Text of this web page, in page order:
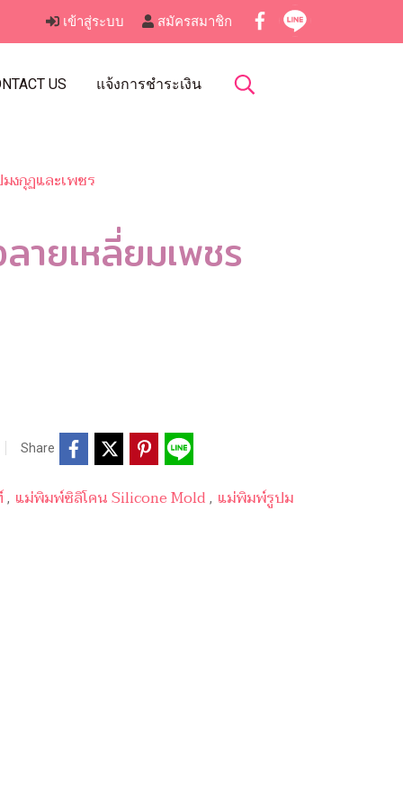
เข้าสู่ระบบ สมัครสมาชิก
US แจ้งการชำระเงิน
งกุฏและเพชร
ายเหลี่ยมเพชร
Share
, แม่พิมพ์ซิลิโคน Silicone Mold , แม่พิมพ์รูปม